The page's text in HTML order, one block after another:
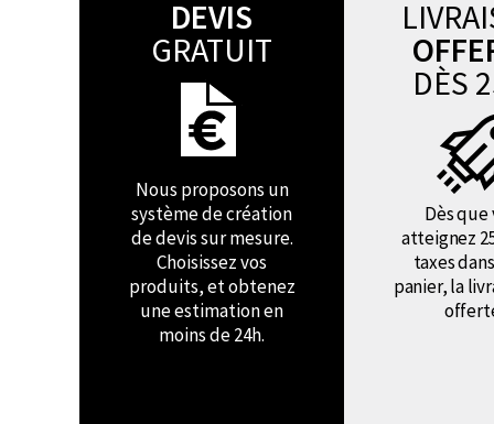
DEVIS
GRATUIT
Nous proposons un
système de création
de devis sur mesure.
Choisissez vos
produits, et obtenez
une estimation en
moins de 24h.
DÈS
Dès que
atteignez
taxes
panier, la